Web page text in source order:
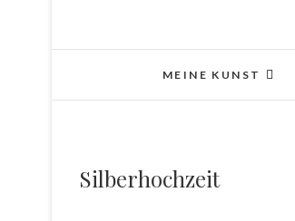
MEINE KUNST
Silberhochzeit